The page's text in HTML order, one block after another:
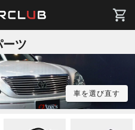
ーツ
車を選び直す